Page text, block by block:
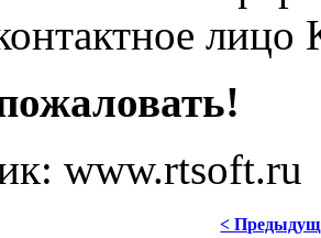
лицо
www.rtsoft.ru
<